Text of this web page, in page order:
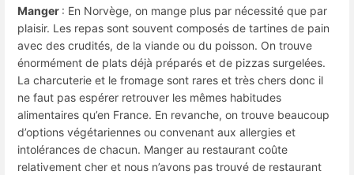
Manger : En Norvège, on mange plus par nécessité que par
plaisir. Les repas sont souvent composés de tartines de pain
avec des crudités, de la viande ou du poisson. On trouve
énormément de plats déjà préparés et de pizzas surgelées.
La charcuterie et le fromage sont rares et très chers donc il
ne faut pas espérer retrouver les mêmes habitudes
alimentaires qu’en France. En revanche, on trouve beaucoup
d’options végétariennes ou convenant aux allergies et
intolérances de chacun. Manger au restaurant coûte
relativement cher et nous n’avons pas trouvé de restaurant